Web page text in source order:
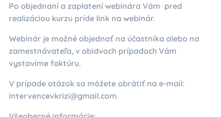
Po objednaní a zaplatení webinára Vám pred
realizáciou kurzu príde link na webinár.
Webinár je možné objednať na účastníka alebo na
zamestnávateľa, v obidvoch prípadoch Vám
vystavíme faktúru.
V prípade otázok sa môžete obrátiť na e-mail:
intervencevkrizi@gmail.com